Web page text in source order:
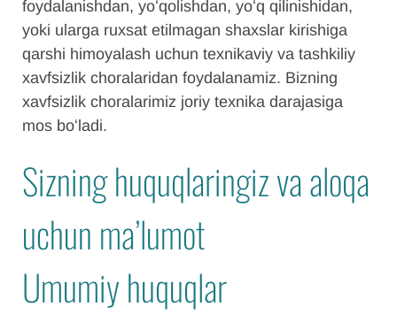
foydalanishdan, yoʻqolishdan, yoʻq qilinishidan,
yoki ularga ruxsat etilmagan shaxslar kirishiga
qarshi himoyalash uchun texnikaviy va tashkiliy
xavfsizlik choralaridan foydalanamiz. Bizning
xavfsizlik choralarimiz joriy texnika darajasiga
mos boʻladi.
Sizning huquqlaringiz va aloqa
uchun ma’lumot
Umumiy huquqlar